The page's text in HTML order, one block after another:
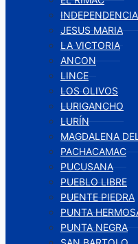
INDEPENDENCIA
JESUS MARIA
LA VICTORIA
ANCON
LINCE
LOS OLIVOS
LURIGANCHO
LURÍN
MAGDALENA
PACHACAMAC
PUCUSANA
PUEBLO LIBRE
PUENTE PIEDRA
PUNTA
PUNTA NEGRA